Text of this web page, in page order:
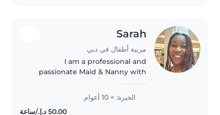
Sarah
مربية أطفال في دبي
I am a professional and
passionate Maid & Nanny with
cleaning, and household for part
time job ,I am skilled in caring
for children, preparing meals,..
الخبرة: > 10 أعوام